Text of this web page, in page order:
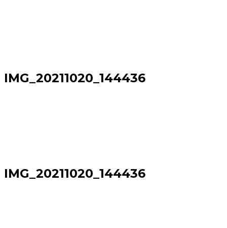
IMG_20211020_144436
IMG_20211020_144436